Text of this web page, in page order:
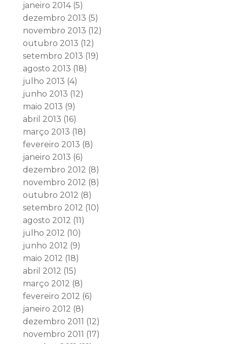
janeiro 2014(5)
dezembro 2013 (5)
novembro 2013 (12)
outubro 2013 (12)
setembro 2013 (19)
agosto 2013 (18)
julho 2013 (4)
junho 2013 (12)
maio 2013 (9)
abril 2013 (16)
março 2013 (18)
fevereiro 2013 (8)
janeiro 2013 (6)
dezembro 2012 (8)
novembro 2012 (8)
outubro 2012 (8)
setembro 2012 (10)
agosto 2012 (11)
julho 2012 (10)
junho 2012 (9)
maio 2012 (18)
abril 2012 (15)
março 2012 (8)
fevereiro 2012 (6)
janeiro 2012 (8)
dezembro 2011 (12)
novembro 2011 (17)